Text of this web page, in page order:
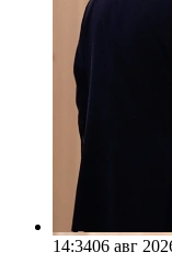
14:3406 авг